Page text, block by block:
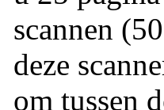
scannen
deze
om tussen